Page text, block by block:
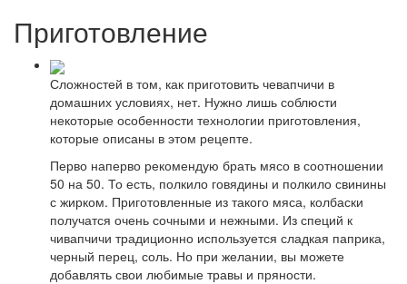
Приготовление
Сложностей в том, как приготовить чевапчичи в
домашних условиях, нет. Нужно лишь соблюсти
некоторые особенности технологии приготовления,
которые описаны в этом рецепте.
Перво наперво рекомендую брать мясо в соотношении
50 на 50. То есть, полкило говядины и полкило свинины
с жирком. Приготовленные из такого мяса, колбаски
получатся очень сочными и нежными. Из специй к
чивапчичи традиционно используется сладкая паприка,
черный перец, соль. Но при желании, вы можете
добавлять свои любимые травы и пряности.